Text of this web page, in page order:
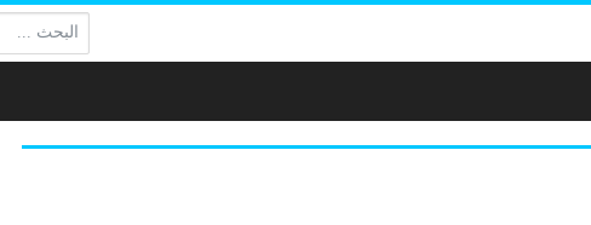
البحث: